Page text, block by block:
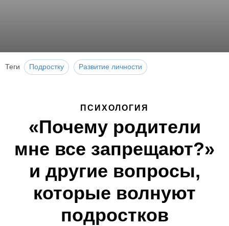
Теги Подростку Развитие личности
ПСИХОЛОГИЯ
«Почему родители
мне все запрещают?»
и другие вопросы,
которые волнуют
подростков